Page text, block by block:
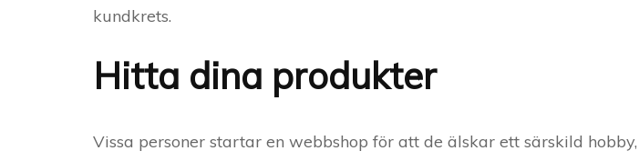
kundkrets.
Hitta dina produkter
Vissa personer startar en webbshop för att de älskar ett särskild